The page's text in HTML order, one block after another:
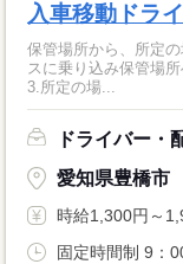
入車移動ドラ
保管場所から、所定の場所へ 車を移動するお仕事
スに乗り込み保管場所へ移動 2.保管場所で担当の
3.所定の場...
ドライバー・
愛知県豊橋市
時給1,300円～
固定時間制 9：